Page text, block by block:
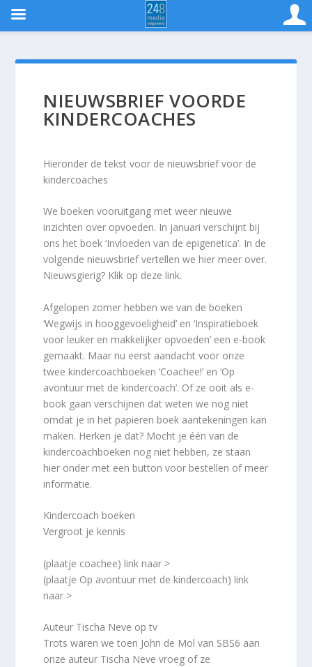
NIEUWSBRIEF VOORDE
KINDERCOACHES
Hieronder de tekst voor de nieuwsbrief voor de
kindercoaches
We boeken vooruitgang met weer nieuwe
inzichten over opvoeden. In januari verschijnt bij
ons het boek ‘Invloeden van de epigenetica’. In de
volgende nieuwsbrief vertellen we hier meer over.
Nieuwsgierig? Klik op deze link.
Afgelopen zomer hebben we van de boeken
‘Wegwijs in hooggevoeligheid’ en ‘Inspiratieboek
voor leuker en makkelijker opvoeden’ een e-book
gemaakt. Maar nu eerst aandacht voor onze
twee kindercoachboeken ‘Coachee!’ en ‘Op
avontuur met de kindercoach’. Of ze ooit als e-
book gaan verschijnen dat weten we nog niet
omdat je in het papieren boek aantekeningen kan
maken. Herken je dat? Mocht je één van de
kindercoachboeken nog niet hebben, ze staan
hier onder met een button voor bestellen of meer
informatie.
Kindercoach boeken
Vergroot je kennis
(plaatje coachee) link naar >
(plaatje Op avontuur met de kindercoach) link
naar >
Auteur Tischa Neve op tv
Trots waren we toen John de Mol van SBS6 aan
onze auteur Tischa Neve vroeg of ze